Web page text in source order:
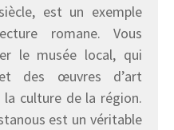
est un exemple
romane. Vous
le musée local, qui
des œuvres d’art
culture de la région.
est un véritable